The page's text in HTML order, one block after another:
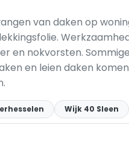
van daken op
en nokvorsten.
en leien daken
Wijk 40 Sleen